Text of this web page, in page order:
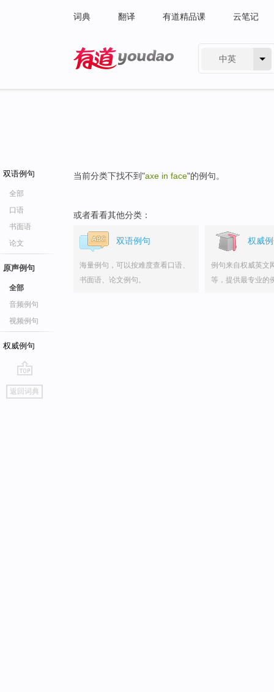
词典 翻译 有道精品课 云笔记
中英
双语例句
全部
口语
书面语
论文
原声例句
全部
音频例句
视频例句
权威例句
go
top
返回词典
当前分类下找不到"axe in face"的例句。
或者看看其他分类：
双语例句
海量例句，可以按难度查看口语、
书面语、论文例句。
权威
例句来自权威英文
等，提供最专业的